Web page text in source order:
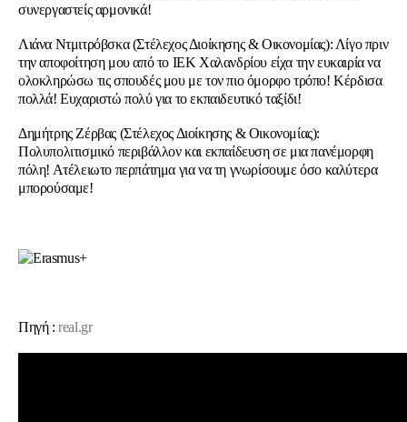
συνεργαστείς αρμονικά!
Λιάνα Ντμιτρόβσκα (Στέλεχος Διοίκησης & Οικονομίας): Λίγο πριν
την αποφοίτηση μου από το ΙΕΚ Χαλανδρίου είχα την ευκαιρία να
ολοκληρώσω τις σπουδές μου με τον πιο όμορφο τρόπο! Κέρδισα
πολλά! Ευχαριστώ πολύ για το εκπαιδευτικό ταξίδι!
Δημήτρης Ζέρβας (Στέλεχος Διοίκησης & Οικονομίας):
Πολυπολιτισμικό περιβάλλον και εκπαίδευση σε μια πανέμορφη
πόλη! Ατέλειωτο περπάτημα για να τη γνωρίσουμε όσο καλύτερα
μπορούσαμε!
Πηγή :real.gr